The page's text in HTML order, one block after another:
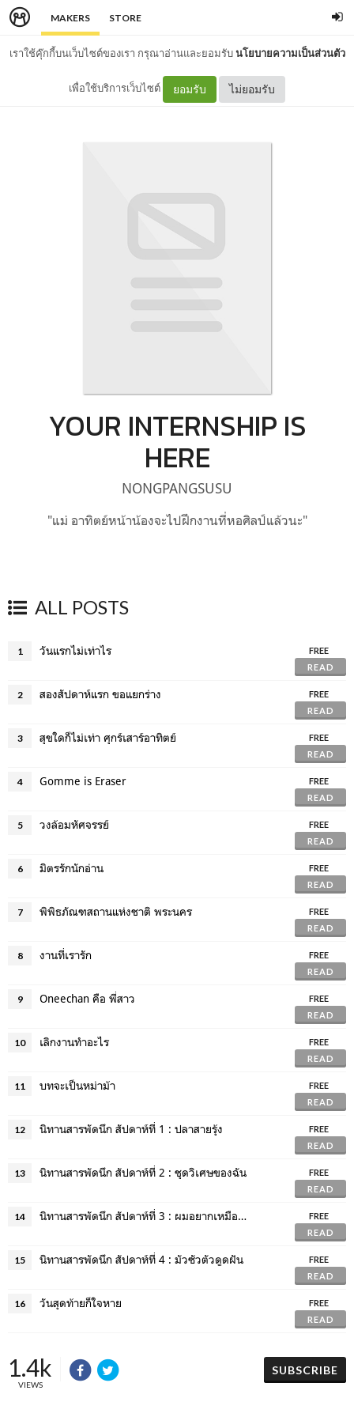
MAKERS STORE
เราใช้คุ๊กกี้บนเว็บไซต์ของเรา กรุณาอ่านและยอมรับนโยบายความเป็นส่วนตัว
เพื่อใช้บริการเว็บไซต์ ยอมรับ ไม่ยอมรับ
YOUR INTERNSHIP IS
HERE
NONGPANGSUSU
"แม่ อาทิตย์หน้าน้องจะไปฝึกงานที่หอศิลป์แล้วนะ"
ALL POSTS
1 วันแรกไม่เท่าไร
FREE
READ
2 สองสัปดาห์แรก ขอแยกร่าง
FREE
READ
3 สุขใดก็ไม่เท่า ศุกร์เสาร์อาทิตย์
FREE
READ
4 Gomme is Eraser
FREE
READ
5 วงล้อมหัศจรรย์
FREE
READ
6 มิตรรักนักอ่าน
FREE
READ
7 พิพิธภัณฑสถานแห่งชาติ พระนคร
FREE
READ
8 งานที่เรารัก
FREE
READ
9 Oneechan คือ พี่สาว
FREE
READ
10 เลิกงานทำอะไร
FREE
READ
11 บทจะเป็นหม่าม้า
FREE
READ
12 นิทานสารพัดนึก สัปดาห์ที่ 1 : ปลาสายรุ้ง
FREE
READ
13 นิทานสารพัดนึก สัปดาห์ที่ 2 : ชุดวิเศษของฉัน
FREE
READ
14 นิทานสารพัดนึก สัปดาห์ที่ 3 : ผมอยากเหมือนพ่อ
FREE
READ
15 นิทานสารพัดนึก สัปดาห์ที่ 4 : มัวซัวตัวดูดฝัน
FREE
READ
16 วันสุดท้ายก็ใจหาย
FREE
READ
1.4k
VIEWS
SUBSCRIBE